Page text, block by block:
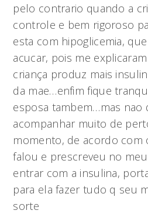
pelo contrario quando a
controle e bem rigoroso
esta com hipoglicemia,
acucar, pois me
criança produz mais
da mae…enfim fique
esposa tambem…mas nao
acompanhar muito de
momento, de acordo com
falou e prescreveu no
entrar com a insulina,
para ela fazer tudo q seu
sorte